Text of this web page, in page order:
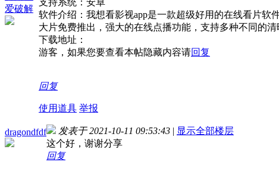
爱破解
软件介绍：我想看影视app是一款超级好用的在线看片
大片免费推出，强大的在线点播功能，支持多种不同的
下载地址：
游客，如果您要查看本帖隐藏内容请回复
回复
使用道具 举报
dragondfdf 发表于 2021-10-11 09:53:43 | 显示全部楼层
这个好，谢谢分享
回复